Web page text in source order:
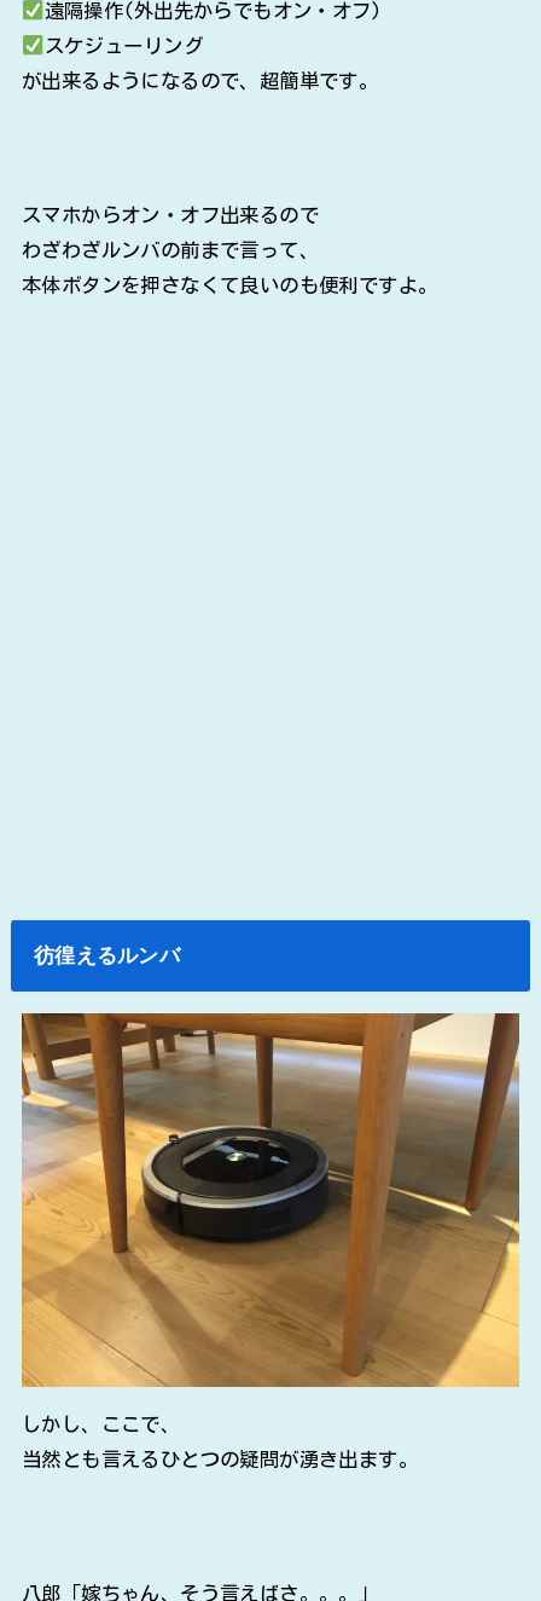
遠隔操作(外出先からでもオン・オフ)
スケジューリング
が出来るようになるので、超簡単です。
スマホからオン・オフ出来るので
わざわざルンバの前まで言って、
本体ボタンを押さなくて良いのも便利ですよ。
彷徨えるルンバ
しかし、ここで、
当然とも言えるひとつの疑問が湧き出ます。
八郎「嫁ちゃん、そう言えばさ。。。」